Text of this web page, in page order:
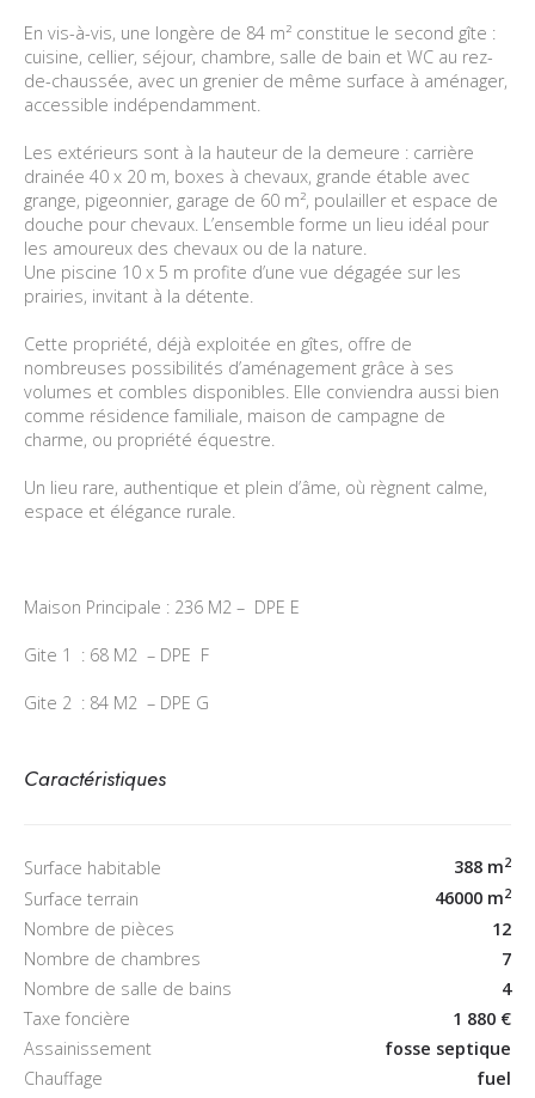
En vis-à-vis, une longère de 84 m² constitue le second gîte :
cuisine, cellier, séjour, chambre, salle de bain et WC au rez-
de-chaussée, avec un grenier de même surface à aménager,
accessible indépendamment.
Les extérieurs sont à la hauteur de la demeure : carrière
drainée 40 x 20 m, boxes à chevaux, grande étable avec
grange, pigeonnier, garage de 60 m², poulailler et espace de
douche pour chevaux. L’ensemble forme un lieu idéal pour
les amoureux des chevaux ou de la nature.
Une piscine 10 x 5 m profite d’une vue dégagée sur les
prairies, invitant à la détente.
Cette propriété, déjà exploitée en gîtes, offre de
nombreuses possibilités d’aménagement grâce à ses
volumes et combles disponibles. Elle conviendra aussi bien
comme résidence familiale, maison de campagne de
charme, ou propriété équestre.
Un lieu rare, authentique et plein d’âme, où règnent calme,
espace et élégance rurale.
Maison Principale : 236 M2 – DPE E
Gite 1 : 68 M2 – DPE F
Gite 2 : 84 M2 – DPE G
Caractéristiques
Surface habitable 388 m2
Surface terrain 46000 m2
Nombre de pièces
12
Nombre de chambres
7
Nombre de salle de bains
4
Taxe foncière
1 880 €
Assainissement
fosse septique
Chauffage
fuel